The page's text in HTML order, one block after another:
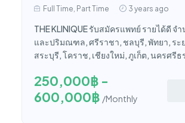
Full Time, Part Time 3 years ago
THE KLINIQUE รับสมัครแพทย์ รายได้ดี จ
และปริมณฑล, ศรีราชา, ชลบุรี, พัทยา, ระ
สระบุรี, โคราช, เชียงใหม่, ภูเก็ต, นครศรี
250,000฿ -
600,000฿ /Monthly